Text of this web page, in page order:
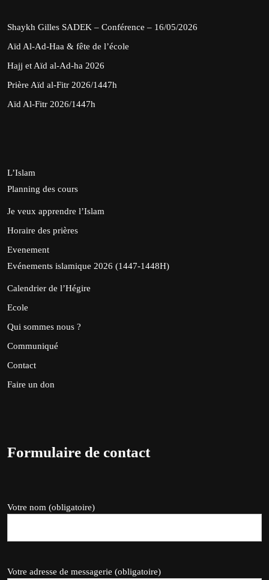
Shaykh Gilles SADEK – Conférence – 16/05/2026
Aïd Al-Ad-Haa & fête de l’école
Hajj et Aïd al-Ad-ha 2026
Prière Aïd al-Fitr 2026/1447h
Aïd Al-Fitr 2026/1447h
L’Islam
Planning des cours
Je veux apprendre l’Islam
Horaire des prières
Evenement
Evénements islamique 2026 (1447-1448H)
Calendrier de l’Hégire
Ecole
Qui sommes nous ?
Communiqué
Contact
Faire un don
Formulaire de contact
Votre nom (obligatoire)
Votre adresse de messagerie (obligatoire)